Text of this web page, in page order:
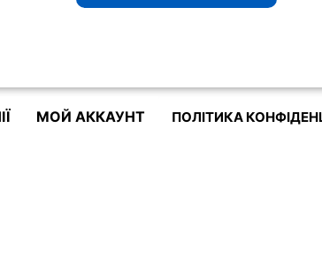
МОЙ АККАУНТ ПОЛІТИКА